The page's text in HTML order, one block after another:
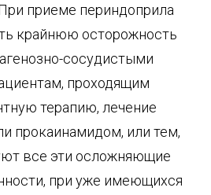
приеме периндоприла
крайнюю осторожность
сосудистыми
проходящим
терапию, лечение
прокаинамидом, или тем,
все эти осложняющие
при уже имеющихся